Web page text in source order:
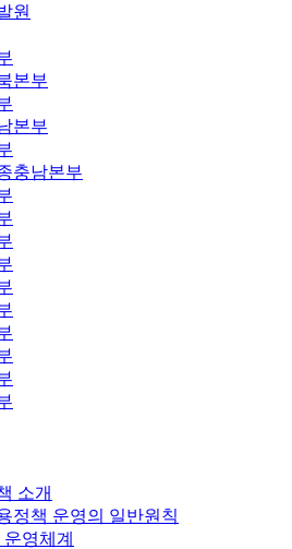
원
본부
본부
충남본부
소개
정책 운영의 일반원칙
영체계